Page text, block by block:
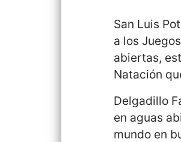
San Luis
a los
abiertas,
Natación
Delgadillo
en aguas
mundo en